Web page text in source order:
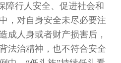
障行人安全、促进社会和
，对自身安全未尽必要注
成人身或者财产损害后，
法治精神，也不符合安全